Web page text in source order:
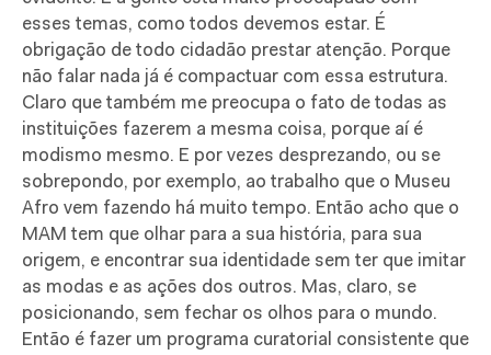
esses temas, como todos devemos estar. É
obrigação de todo cidadão prestar atenção. Porque
não falar nada já é compactuar com essa estrutura.
Claro que também me preocupa o fato de todas as
instituições fazerem a mesma coisa, porque aí é
modismo mesmo. E por vezes desprezando, ou se
sobrepondo, por exemplo, ao trabalho que o Museu
Afro vem fazendo há muito tempo. Então acho que o
MAM tem que olhar para a sua história, para sua
origem, e encontrar sua identidade sem ter que imitar
as modas e as ações dos outros. Mas, claro, se
posicionando, sem fechar os olhos para o mundo.
Então é fazer um programa curatorial consistente que